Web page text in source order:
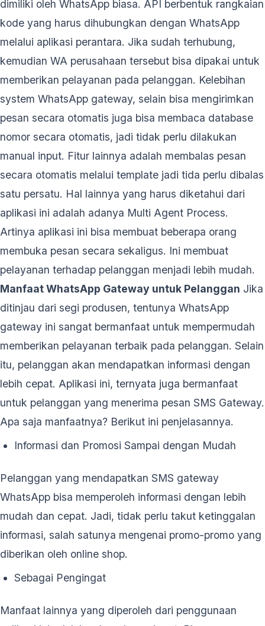
dimiliki oleh WhatsApp biasa. API berbentuk rangkaian
kode yang harus dihubungkan dengan WhatsApp
melalui aplikasi perantara. Jika sudah terhubung,
kemudian WA perusahaan tersebut bisa dipakai untuk
memberikan pelayanan pada pelanggan. Kelebihan
system WhatsApp gateway, selain bisa mengirimkan
pesan secara otomatis juga bisa membaca database
nomor secara otomatis, jadi tidak perlu dilakukan
manual input. Fitur lainnya adalah membalas pesan
secara otomatis melalui template jadi tida perlu dibalas
satu persatu. Hal lainnya yang harus diketahui dari
aplikasi ini adalah adanya Multi Agent Process.
Artinya aplikasi ini bisa membuat beberapa orang
membuka pesan secara sekaligus. Ini membuat
pelayanan terhadap pelanggan menjadi lebih mudah.
Manfaat WhatsApp Gateway untuk Pelanggan Jika
ditinjau dari segi produsen, tentunya WhatsApp
gateway ini sangat bermanfaat untuk mempermudah
memberikan pelayanan terbaik pada pelanggan. Selain
itu, pelanggan akan mendapatkan informasi dengan
lebih cepat. Aplikasi ini, ternyata juga bermanfaat
untuk pelanggan yang menerima pesan SMS Gateway.
Apa saja manfaatnya? Berikut ini penjelasannya.
Informasi dan Promosi Sampai dengan Mudah
Pelanggan yang mendapatkan SMS gateway
WhatsApp bisa memperoleh informasi dengan lebih
mudah dan cepat. Jadi, tidak perlu takut ketinggalan
informasi, salah satunya mengenai promo-promo yang
diberikan oleh online shop.
Sebagai Pengingat
Manfaat lainnya yang diperoleh dari penggunaan